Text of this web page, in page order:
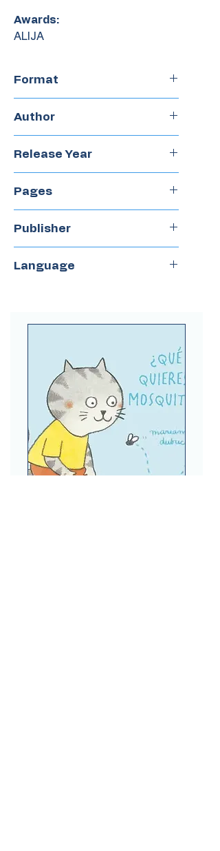
Awards:
ALIJA
Format
Author
Release Year
Pages
Publisher
Language